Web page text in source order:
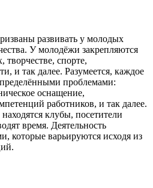
развивать у молодых
У молодёжи закрепляются
творчестве, спорте,
и так далее. Разумеется, каждое
проблемами:
оснащение,
работников, и так далее.
клубы, посетители
время. Деятельность
которые варьируются исходя из